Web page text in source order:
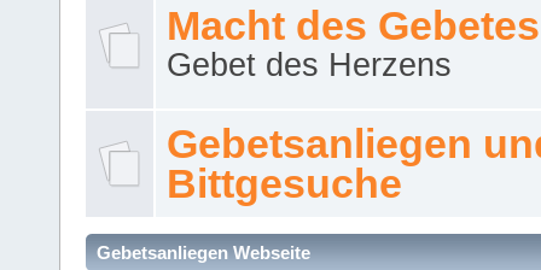
Macht des Gebetes
Gebet des Herzens
Gebetsanliegen
Bittgesuche
Gebetsanliegen Webseite